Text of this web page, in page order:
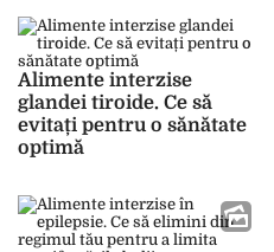
Alimente interzise
glandei tiroide. Ce să
evitați pentru o sănătate
optimă